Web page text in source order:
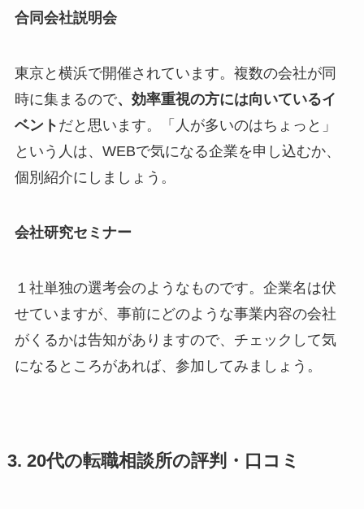
合同会社説明会
東京と横浜で開催されています。複数の会社が同
時に集まるので、効率重視の方には向いているイ
ベント だと思います。「人が多いのはちょっと」
という人は、WEBで気になる企業を申し込むか、
個別紹介にしましょう。
会社研究セミナー
１社単独の選考会のようなものです。企業名は伏
せていますが、事前にどのような事業内容の会社
がくるかは告知がありますので、チェックして気
になるところがあれば、参加してみましょう。
3. 20代の転職相談所の評判・口コミ